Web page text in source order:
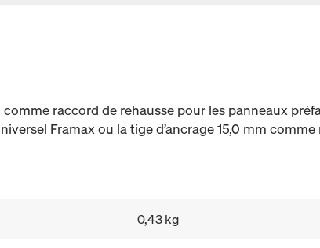
raccord de rehausse pour les panneaux
Framax ou la tige d’ancrage 15,0 mm
0,43 kg